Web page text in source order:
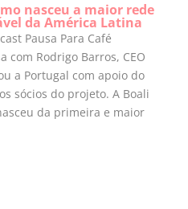
nasceu a maior rede
da América Latina
Pausa Para Café
com Rodrigo Barros, CEO
a Portugal com apoio do
sócios do projeto. A Boali
da primeira e maior